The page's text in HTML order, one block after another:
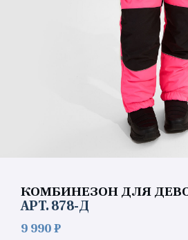
КОМБИНЕЗОН ДЛЯ
АРТ. 878-Д
9 990 ₽